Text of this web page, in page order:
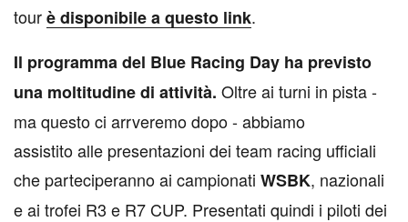
tourè disponibile a questo link.
Il programma del Blue Racing Day ha previsto
una moltitudine di attività. Oltre ai turni in pista -
ma questo ci arrveremo dopo - abbiamo
assistito alle presentazioni dei team racing ufficiali
che parteciperanno ai campionati WSBK, nazionali
e ai trofei R3 e R7 CUP. Presentati quindi i piloti dei